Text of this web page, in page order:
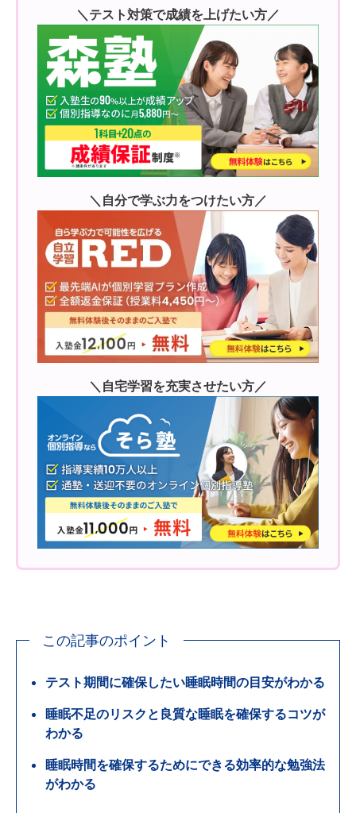
＼テスト対策で成績を上げたい方／
＼自分で学ぶ力をつけたい方／
＼自宅学習を充実させたい方／
この記事のポイント
テスト期間に確保したい睡眠時間の目安がわかる
睡眠不足のリスクと良質な睡眠を確保するコツが
わかる
睡眠時間を確保するためにできる効率的な勉強法
がわかる